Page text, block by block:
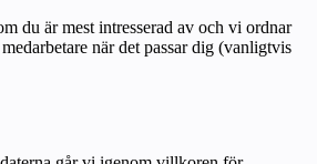
du är mest intresserad av och vi ordnar
när det passar dig (vanligtvis